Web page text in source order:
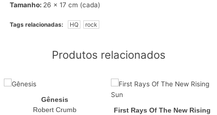
Tamanho: 26 x 17 cm (cada)
Tags relacionadas: HQ rock
Produtos relacionados
Gênesis
Robert Crumb
First Rays Of The New Rising